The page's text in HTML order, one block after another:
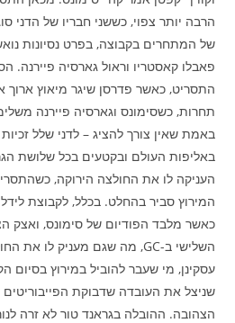
הרבה יותר צפוי, כששני חבריו של הדני
של המתחרים בקבוצה, בפרט נסיונות
פאבלו קאסטריו וראול גארסיה פיירנה.
התסריט, כאשר פדרסן שיגר מיאוץ ארוך
תחרות, כשסימונס וגארסיה פיירנה
באמת שאין צורך להציג – לדני שלל
באליפות העולם ובקטעים בכל שלושת
העניקה לו את החולצה הירוקה,
המירוץ סביר בהחלט. בכלל, לקבוצת
כאשר מלבד הפודיום של סימונס, ואצק
עסקינן, מי שעבר להוביל במירוץ בסיום
שניצל את העובדה שדבוקת